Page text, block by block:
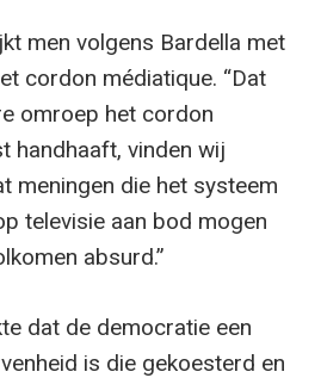
men volgens Bardella met
cordon médiatique. “Dat
omroep het cordon
handhaaft, vinden wij
meningen die het systeem
televisie aan bod mogen
absurd.”
dat de democratie een
is die gekoesterd en